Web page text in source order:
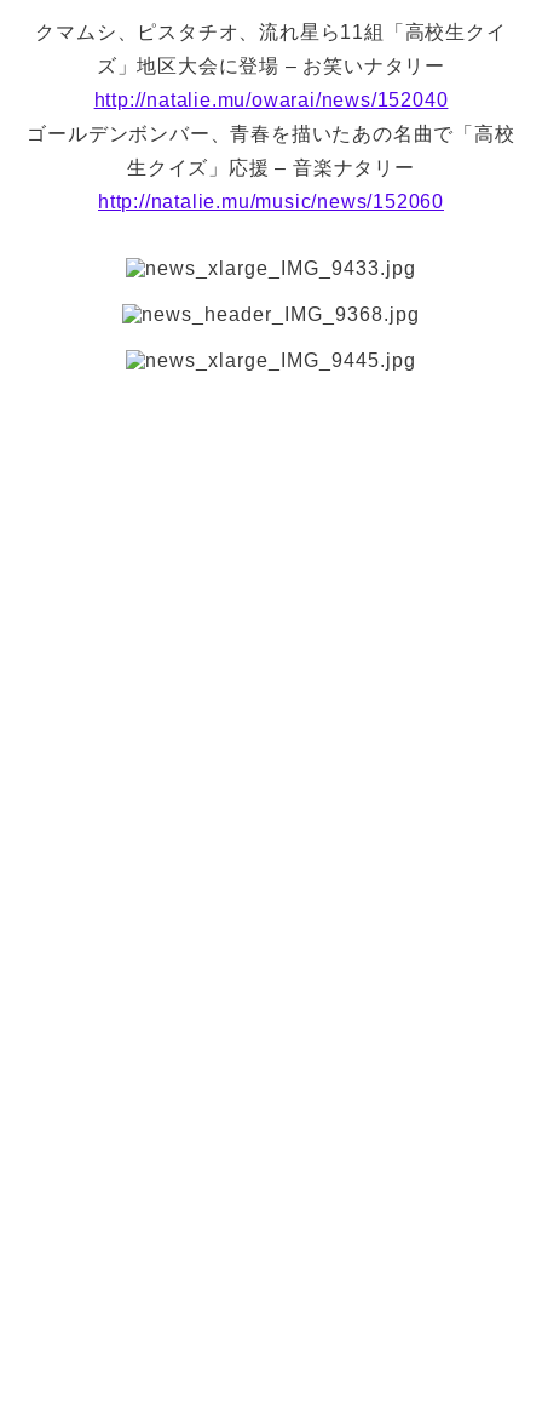
クマムシ、ピスタチオ、流れ星ら11組「高校生クイ
ズ」地区大会に登場 – お笑いナタリー
http://natalie.mu/owarai/news/152040
ゴールデンボンバー、青春を描いたあの名曲で「高校
生クイズ」応援 – 音楽ナタリー
http://natalie.mu/music/news/152060